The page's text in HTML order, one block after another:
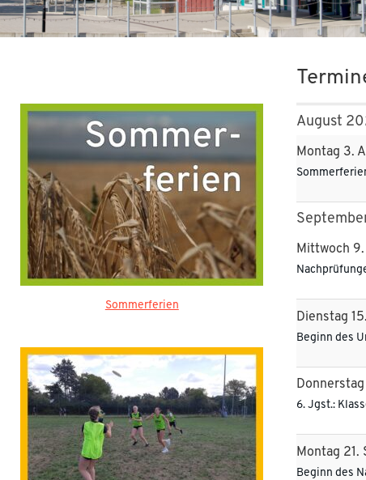
Sommerferien
August
Montag 3.
Mittwoch 9.
Dienstag 15.
Beginn des
Donnerstag
6. Jgst.:
Montag 21.
Beginn des